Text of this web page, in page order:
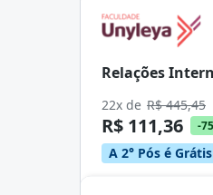
Relações
22x de R$ 445,45
R$ 111,36 -
A 2° Pós é Grátis